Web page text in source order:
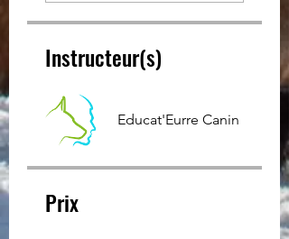
Instructeur(s)
Educat'Eurre Canin
Prix